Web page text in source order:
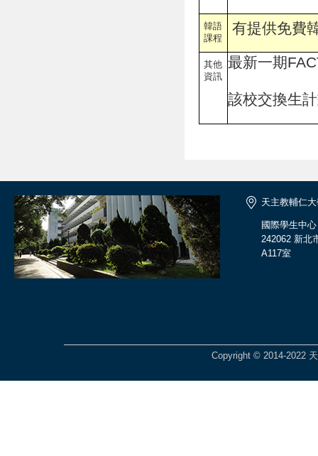
韓語
課程
有提供免費
其他
資訊
最新一期
該校交換生
天主教輔仁
國際學生中心
242062 新北
A117室
Copyright © 2014-2022